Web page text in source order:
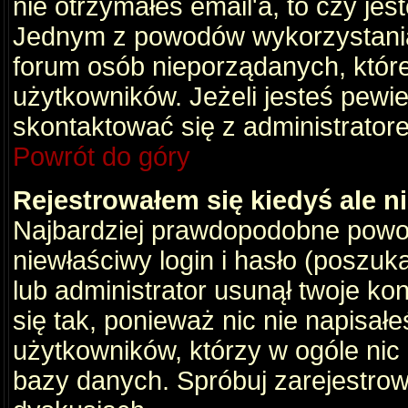
nie otrzymałeś email'a, to czy
Jednym z powodów
forum osób nieporządanych,
użytkowników. Jeżeli jesteś
skontaktować się z
Powrót do góry
Rejestrowałem się kiedyś ale
Najbardziej prawdopodobne
niewłaściwy login i hasło
lub administrator usunął twoje
się tak, ponieważ nic nie
użytkowników, którzy w ogóle
bazy danych. Spróbuj